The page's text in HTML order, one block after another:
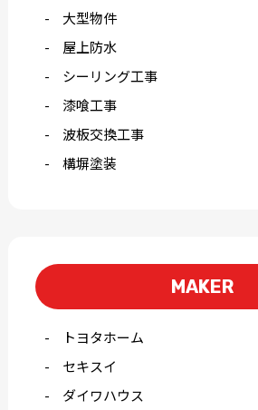
大型物件
屋上防水
シーリング工事
漆喰工事
波板交換工事
構塀塗装
MAKER
トヨタホーム
セキスイ
ダイワハウス